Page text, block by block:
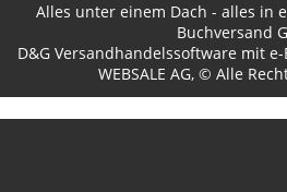
Alles unter einem Dach - alles in
Buchversand
D&G Versandhandelssoftware mit
WEBSALE AG, © Alle